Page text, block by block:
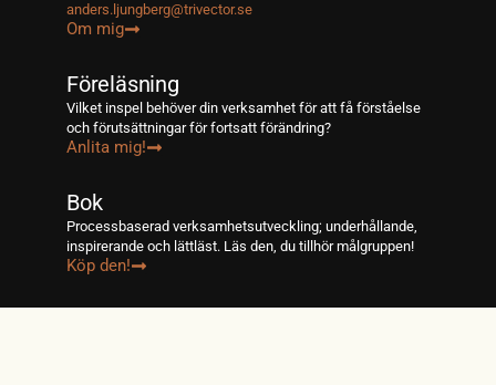
anders.ljungberg@trivector.se
Om mig
Föreläsning
Vilket inspel behöver din verksamhet för att få förståelse
och förutsättningar för fortsatt förändring?
Anlita mig!
Bok
Processbaserad verksamhetsutveckling; underhållande,
inspirerande och lättläst. Läs den, du tillhör målgruppen!
Köp den!